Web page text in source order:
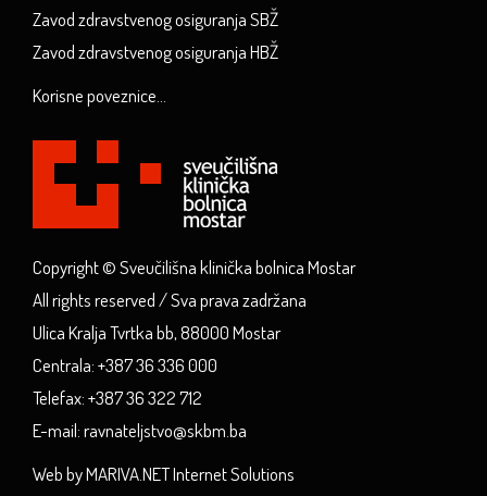
Zavod zdravstvenog osiguranja SBŽ
Zavod zdravstvenog osiguranja HBŽ
Korisne poveznice...
Copyright © Sveučilišna klinička bolnica Mostar
All rights reserved / Sva prava zadržana
Ulica Kralja Tvrtka bb, 88000 Mostar
Centrala: +387 36 336 000
Telefax: +387 36 322 712
E-mail: ravnateljstvo@skbm.ba
Web by MARIVA.NET Internet Solutions